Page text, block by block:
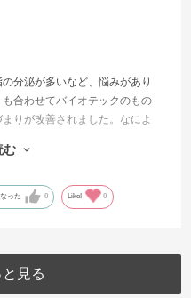
分泌が多いなど、悩みがあり
合わせてバイオテックのもの
りが改善されました。なによ
です。使用して7年になりまし
む
った 0 Like! 0
と見る